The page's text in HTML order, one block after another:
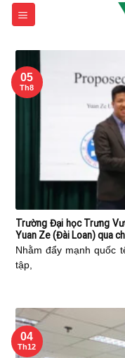
Skip
Trường Đại học Trưng
Yuan Ze (Đài Loan) qua
Nhằm đẩy mạnh quốc
tập,
05
Th8
04
Th12